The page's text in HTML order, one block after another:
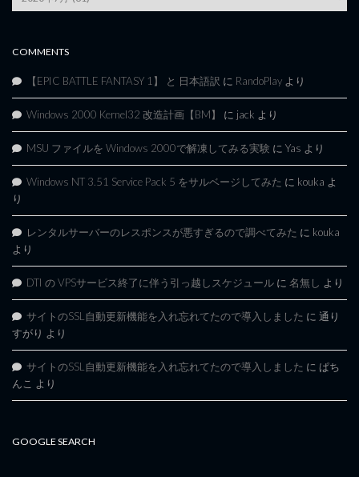
Archives
COMMENTS
【EPIC BATTLE FANTASY 1】 と 日本語訳 に RandoPlay より
Windows 2000 Kernel32 改造計画【BM】 に jack より
MSU ファイルを Windows 2000で解凍してみる実験 に Yas より
Windows NT 3.51 Service Pack 5 をサルベージしてみた に kouka よ
り
レンタルサーバーのレスポンスが悪すぎるので調べてみた に kouka
より
DTI の VPSサービス終了に伴う引っ越しスケジュール に 名無し より
サイトのSSL自動更新機能を入れ忘れてたので導入しました に 通り
すがり より
サイトのSSL自動更新機能を入れ忘れてたので導入しました に ぱち
んこ より
GOOGLE SEARCH